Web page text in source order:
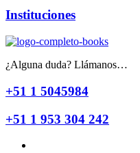
Instituciones
¿Alguna duda? Llámanos…
+51 1 5045984
+51 1 953 304 242